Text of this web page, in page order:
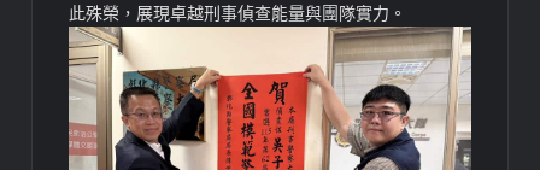
此殊榮，展現卓越刑事偵查能量與團隊實力。